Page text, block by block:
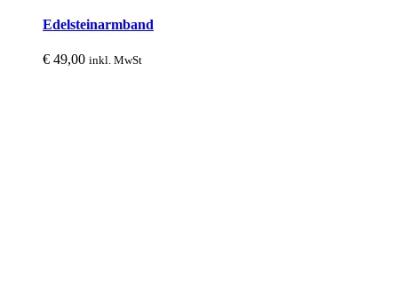
Edelsteinarmband
€ 49,00 inkl. MwSt